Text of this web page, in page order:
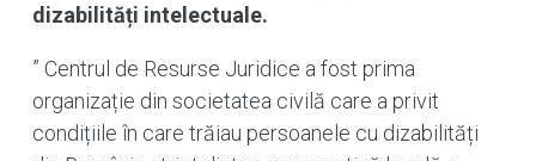
dizabilități intelectuale.
” Centrul de Resurse Juridice a fost prima
organizație din societatea civilă care a privit
condițiile în care trăiau persoanele cu dizabilități